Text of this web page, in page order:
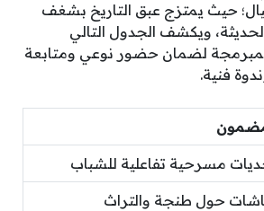
حيث يمتزج عبق التاريخ بشغف
ويكشف الجدول التالي
لضمان حضور نوعي ومتابعة
فنية.
مسرحية تفاعلية للشباب
حول طنجة والتراث